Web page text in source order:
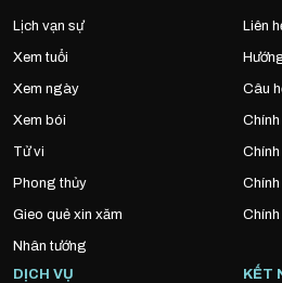
Lịch vạn sự
Xem tuổi
Xem ngày
Xem bói
Tử vi
Phong thủy
Gieo quẻ xin xăm
Nhân tướng
Liên
Câu
DỊCH VỤ KẾT